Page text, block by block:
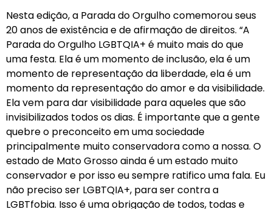
Nesta edição, a Parada do Orgulho comemorou seus
20 anos de existência e de afirmação de direitos. “A
Parada do Orgulho LGBTQIA+ é muito mais do que
uma festa. Ela é um momento de inclusão, ela é um
momento de representação da liberdade, ela é um
momento da representação do amor e da visibilidade.
Ela vem para dar visibilidade para aqueles que são
invisibilizados todos os dias. É importante que a gente
quebre o preconceito em uma sociedade
principalmente muito conservadora como a nossa. O
estado de Mato Grosso ainda é um estado muito
conservador e por isso eu sempre ratifico uma fala. Eu
não preciso ser LGBTQIA+, para ser contra a
LGBTfobia. Isso é uma obrigação de todos, todas e